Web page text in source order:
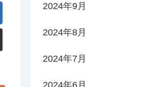
2024年9月
2024年8月
2024年7月
2024年6月